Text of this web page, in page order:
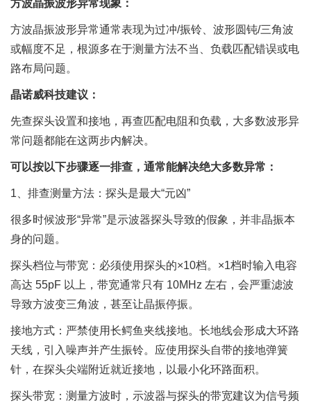
方波晶振波形异常现象：
方波晶振波形异常通常表现为过冲/振铃、波形圆钝/三角波
或幅度不足，根源多在于测量方法不当、负载匹配错误或电
路布局问题。
晶诺威科技建议：
先查探头设置和接地，再查匹配电阻和负载，大多数波形异
常问题都能在这两步内解决。
可以按以下步骤逐一排查，通常能解决绝大多数异常：
1、排查测量方法：探头是最大“元凶”
很多时候波形“异常”是示波器探头导致的假象，并非晶振本
身的问题。
探头档位与带宽：必须使用探头的×10档。×1档时输入电容
高达 55pF 以上，带宽通常只有 10MHz 左右，会严重滤波
导致方波变三角波，甚至让晶振停振。
接地方式：严禁使用长鳄鱼夹线接地。长地线会形成大环路
天线，引入噪声并产生振铃。应使用探头自带的接地弹簧
针，在探头尖端附近就近接地，以最小化环路面积。
探头带宽：测量方波时，示波器与探头的带宽建议为信号频